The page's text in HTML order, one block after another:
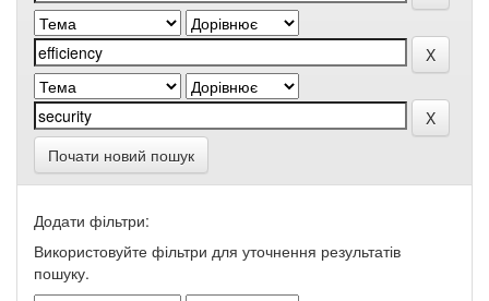
Почати новий пошук
Додати фільтри:
Використовуйте фільтри для уточнення результатів
пошуку.